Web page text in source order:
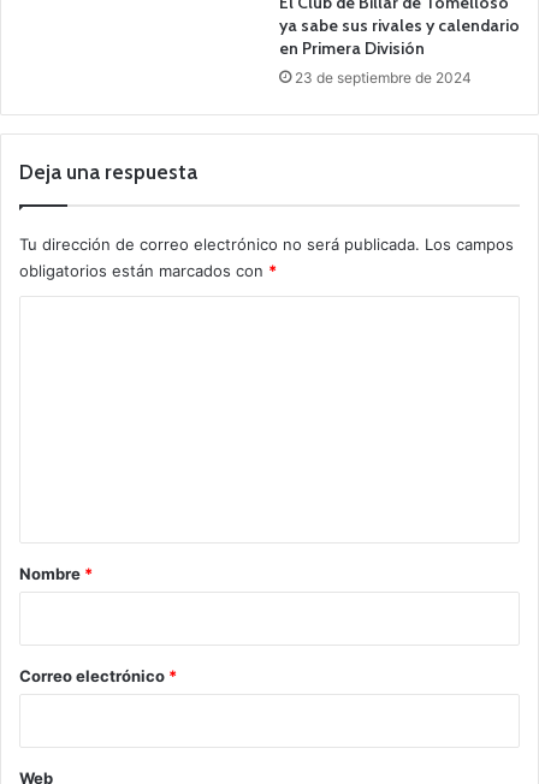
ya sabe sus rivales y calendario
en Primera División
23 de septiembre de 2024
Deja una respuesta
Tu dirección de correo electrónico no será publicada. Los campos
obligatorios están marcados con *
r
*
Nombre *
Correo electrónico *
Web